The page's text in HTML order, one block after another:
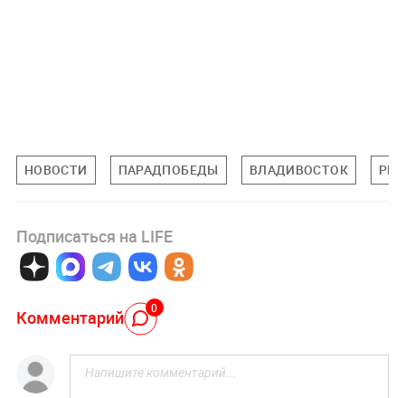
НОВОСТИ ПАРАДПОБЕДЫ ВЛАДИВОСТОК
Подписаться на LIFE
Комментарий 0